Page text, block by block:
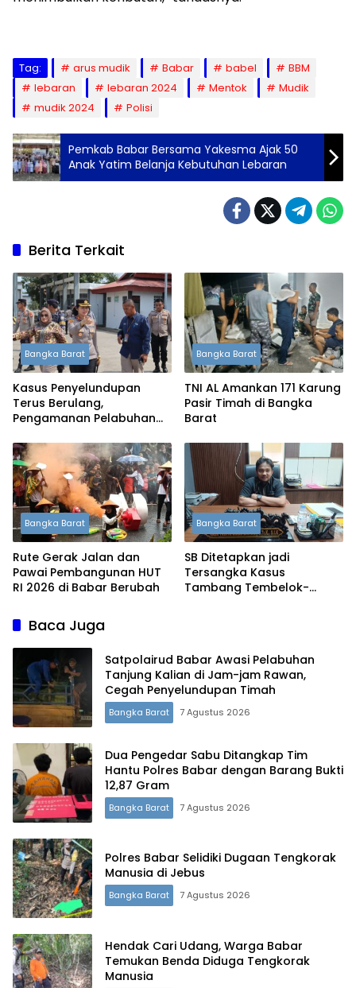
Terdepan Menyorot Fakta.
Tag: arus mudik Babar babel
BBM
lebaran
lebaran 2024 Mentok
Mudik
mudik 2024
Polisi
Pemkab Babar Bersama Yakesma Ajak 50
Anak Yatim Belanja Kebutuhan Lebaran
Berita Terkait
Bangka Barat
Kasus Penyelundupan
Terus Berulang,
Pengamanan Pelabuhan
Diperketat
Bangka Barat
TNI AL Amankan 171 Karung
Pasir Timah di Bangka
Barat
Bangka Barat
Rute Gerak Jalan dan
Pawai Pembangunan HUT
RI 2026 di Babar Berubah
Bangka Barat
SB Ditetapkan jadi
Tersangka Kasus
Tambang Tembelok-
Baca Juga
Satpolairud Babar Awasi Pelabuhan
Tanjung Kalian di Jam-jam Rawan,
Cegah Penyelundupan Timah
Bangka Barat 7 Agustus 2026
Dua Pengedar Sabu Ditangkap Tim
Hantu Polres Babar dengan Barang Bukti
12,87 Gram
Bangka Barat 7 Agustus 2026
Polres Babar Selidiki Dugaan Tengkorak
Manusia di Jebus
Bangka Barat 7 Agustus 2026
Hendak Cari Udang, Warga Babar
Temukan Benda Diduga Tengkorak
Manusia